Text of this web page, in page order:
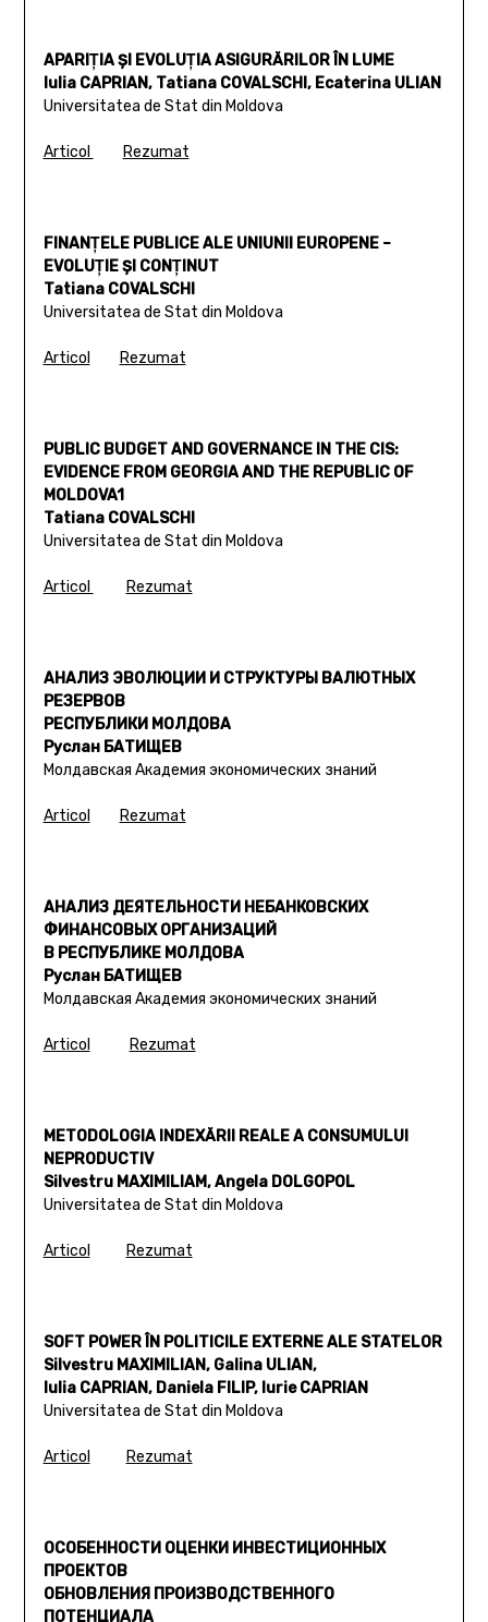
APARIŢIA ŞI EVOLUŢIA ASIGURĂRILOR ÎN LUME
Iulia CAPRIAN, Tatiana COVALSCHI, Ecaterina ULIAN
Universitatea de Stat din Moldova
Articol Rezumat
FINANŢELE PUBLICE ALE UNIUNII EUROPENE –
EVOLUŢIE ŞI CONŢINUT
Tatiana COVALSCHI
Universitatea de Stat din Moldova
Articol Rezumat
PUBLIC BUDGET AND GOVERNANCE IN THE CIS:
EVIDENCE FROM GEORGIA AND THE REPUBLIC OF
MOLDOVA1
Tatiana COVALSCHI
Universitatea de Stat din Moldova
Articol Rezumat
АНАЛИЗ ЭВОЛЮЦИИ И СТРУКТУРЫ ВАЛЮТНЫХ
РЕЗЕРВОВ
РЕСПУБЛИКИ МОЛДОВА
Руслан БАТИЩЕВ
Молдавская Академия экономических знаний
Articol Rezumat
АНАЛИЗ ДЕЯТЕЛЬНОСТИ НЕБАНКОВСКИХ
ФИНАНСОВЫХ ОРГАНИЗАЦИЙ
В РЕСПУБЛИКЕ МОЛДОВА
Руслан БАТИЩЕВ
Молдавская Академия экономических знаний
Articol Rezumat
METODOLOGIA INDEXĂRII REALE A CONSUMULUI
NEPRODUCTIV
Silvestru MAXIMILIAM, Angela DOLGOPOL
Universitatea de Stat din Moldova
Articol Rezumat
SOFT POWER ÎN POLITICILE EXTERNE ALE STATELOR
Silvestru MAXIMILIAN, Galina ULIAN,
Iulia CAPRIAN, Daniela FILIP, Iurie CAPRIAN
Universitatea de Stat din Moldova
Articol Rezumat
ОСОБЕННОСТИ ОЦЕНКИ ИНВЕСТИЦИОННЫХ
ПРОЕКТОВ
ОБНОВЛЕНИЯ ПРОИЗВОДСТВЕННОГО
ПОТЕНЦИАЛА